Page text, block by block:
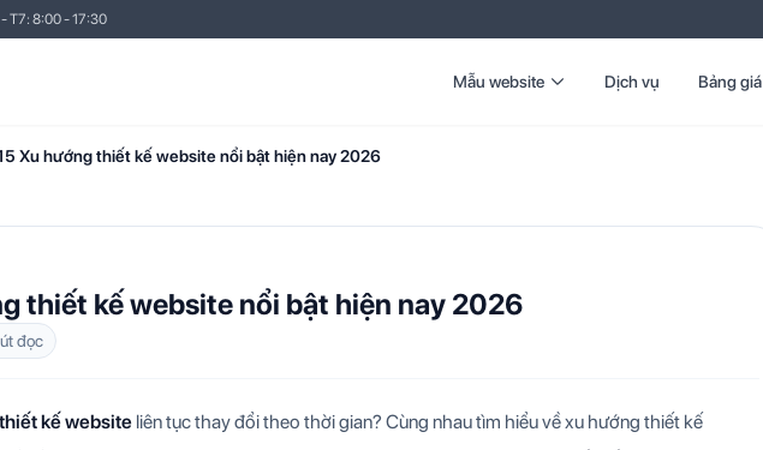
T7: 8:00 - 17:30
Mẫu website Dịch vụ Bảng giá
Xu hướng thiết kế website nổi bật hiện nay 2026
thiết kế website nổi bật hiện nay 2026
đọc
kế website liên tục thay đổi theo thời gian? Cùng nhau tìm hiểu về xu hướng thiết kế